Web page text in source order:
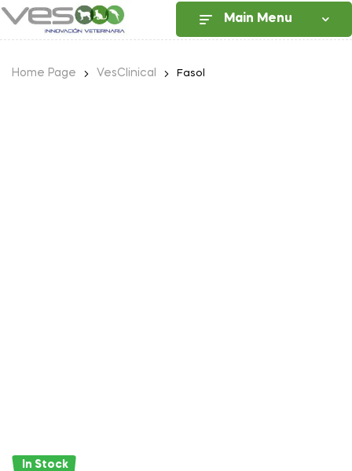
Main Menu
Home Page VesClinical Fasol
In Stock